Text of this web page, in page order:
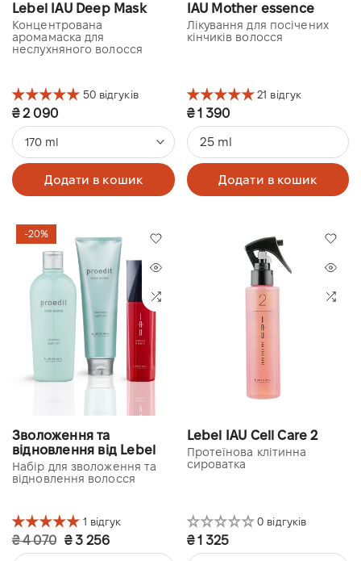
Lebel IAU Deep Mask
Концентрована
аромамаска для
неслухняного волосся
50 відгуків
₴ 2 090
170 ml
Додати в кошик
IAU Mother essence
Лікування для посічених
кінчиків волосся
21 відгук
₴ 1 390
25 ml
Додати в кошик
-20%
Зволоження та
відновлення від Lebel
Набір для зволоження та
відновлення волосся
1 відгук
₴ 4 070 ₴ 3 256
Lebel IAU Cell Care 2
Протеїнова клітинна
сироватка
0 відгуків
₴ 1 325